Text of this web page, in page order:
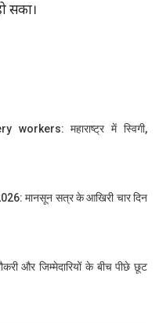
सका।
workers: महाराष्ट्र में स्विगी,
मानसून सत्र के आखिरी चार दिन
और जिम्मेदारियों के बीच पीछे छूट